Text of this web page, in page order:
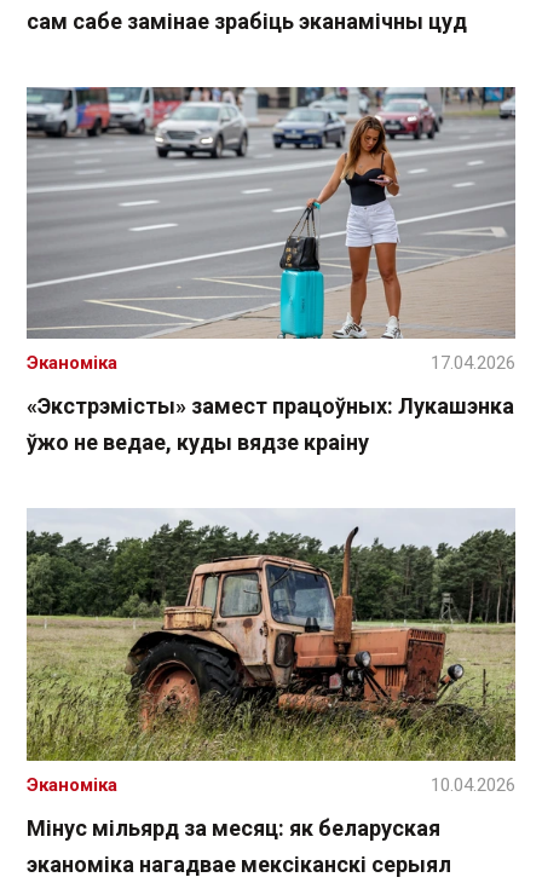
сам сабе замінае зрабіць эканамічны цуд
«Экстрэмісты» замест працоўных: Лукашэнка
ўжо не ведае, куды вядзе краіну
Эканоміка 17.04.2026
Мінус мільярд за месяц: як беларуская
эканоміка нагадвае мексіканскі серыял
Эканоміка 10.04.2026